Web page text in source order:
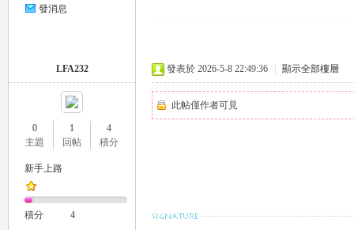
發消息
LFA232
0
主題
1
回帖
4
積分
新手上路
積分 4
發表於 2026-5-8 22:49:36 顯示全部樓層
此帖僅作者可見